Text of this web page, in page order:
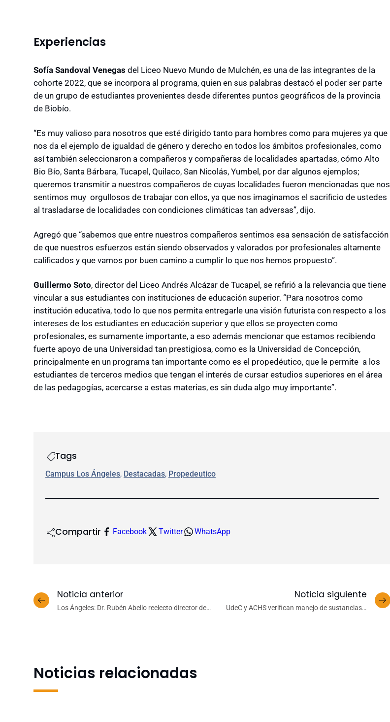
Experiencias
Sofía Sandoval Venegas del Liceo Nuevo Mundo de Mulchén, es una de las integrantes de la
cohorte 2022, que se incorpora al programa, quien en sus palabras destacó el poder ser parte
de un grupo de estudiantes provenientes desde diferentes puntos geográficos de la provincia
de Biobío.
“Es muy valioso para nosotros que esté dirigido tanto para hombres como para mujeres ya que
nos da el ejemplo de igualdad de género y derecho en todos los ámbitos profesionales, como
así también seleccionaron a compañeros y compañeras de localidades apartadas, cómo Alto
Bio Bío, Santa Bárbara, Tucapel, Quilaco, San Nicolás, Yumbel, por dar algunos ejemplos;
queremos transmitir a nuestros compañeros de cuyas localidades fueron mencionadas que nos
sentimos muy orgullosos de trabajar con ellos, ya que nos imaginamos el sacrificio de ustedes
al trasladarse de localidades con condiciones climáticas tan adversas”, dijo.
Agregó que “sabemos que entre nuestros compañeros sentimos esa sensación de satisfacción
de que nuestros esfuerzos están siendo observados y valorados por profesionales altamente
calificados y que vamos por buen camino a cumplir lo que nos hemos propuesto”.
Guillermo Soto, director del Liceo Andrés Alcázar de Tucapel, se refirió a la relevancia que tiene
vincular a sus estudiantes con instituciones de educación superior. “Para nosotros como
institución educativa, todo lo que nos permita entregarle una visión futurista con respecto a los
intereses de los estudiantes en educación superior y que ellos se proyecten como
profesionales, es sumamente importante, a eso además mencionar que estamos recibiendo
fuerte apoyo de una Universidad tan prestigiosa, como es la Universidad de Concepción,
principalmente en un programa tan importante como es el propedéutico, que le permite a los
estudiantes de terceros medios que tengan el interés de cursar estudios superiores en el área
de las pedagogías, acercarse a estas materias, es sin duda algo muy importante”.
Tags
Campus Los Ángeles, Destacadas, Propedeutico
Compartir Facebook Twitter WhatsApp
Noticia anterior
Los Ángeles: Dr. Rubén Abello reelecto director del
Noticia siguiente
UdeC y ACHS verifican manejo de sustancias y
Noticias relacionadas